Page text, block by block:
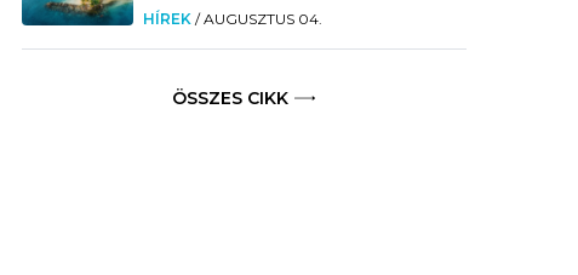
HÍREK /AUGUSZTUS 04.
ÖSSZES CIKK